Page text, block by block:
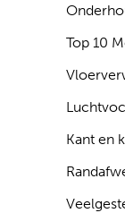
Top 10
Kant en